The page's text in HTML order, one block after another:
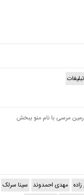
تبلیغات
مرسی با نام منو ببخش
مهدی احمدوند سینا سرلک